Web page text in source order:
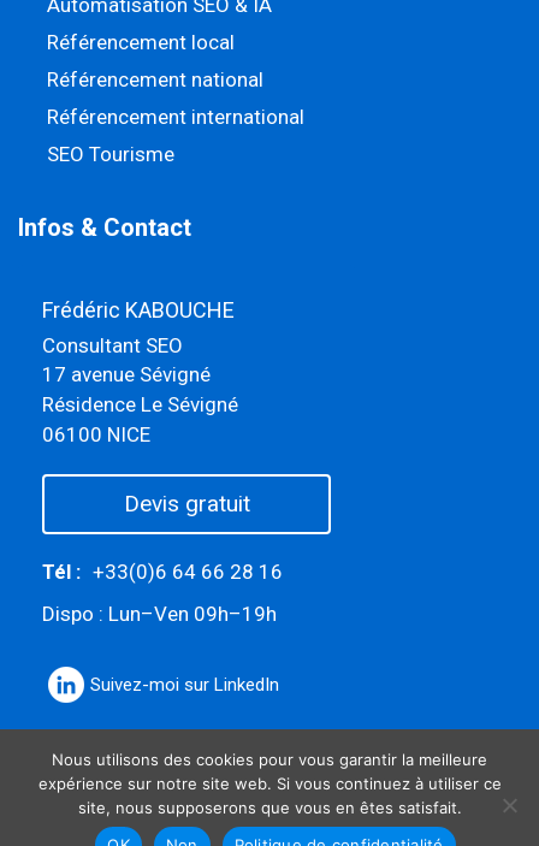
Automatisation SEO & IA
Référencement local
Référencement national
Référencement international
SEO Tourisme
Infos & Contact
Frédéric KABOUCHE
Consultant SEO
17 avenue Sévigné
Résidence Le Sévigné
06100 NICE
Devis gratuit
Tél : +33(0)6 64 66 28 16
Dispo : Lun–Ven 09h–19h
Suivez-moi sur LinkedIn
Nous utilisons des cookies pour vous garantir la meilleure
expérience sur notre site web. Si vous continuez à utiliser ce
site, nous supposerons que vous en êtes satisfait.